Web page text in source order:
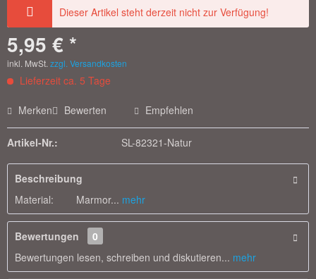
Dieser Artikel steht derzeit nicht zur Verfügung!
5,95 € *
inkl. MwSt. zzgl. Versandkosten
Lieferzeit ca. 5 Tage
Merken Bewerten Empfehlen
Artikel-Nr.: SL-82321-Natur
Beschreibung
Material: Marmor... mehr
Bewertungen
0
Bewertungen lesen, schreiben und diskutieren... mehr